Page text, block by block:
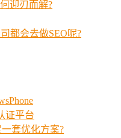
迎刃而解?
都会去做SEO呢?
证平台
一套优化方案?